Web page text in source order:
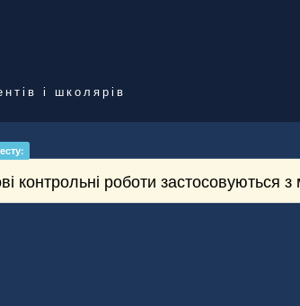
і школярів
контрольні роботи застосовуються